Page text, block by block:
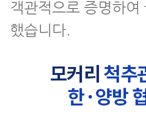
객관적으로 증명하
했습니다.